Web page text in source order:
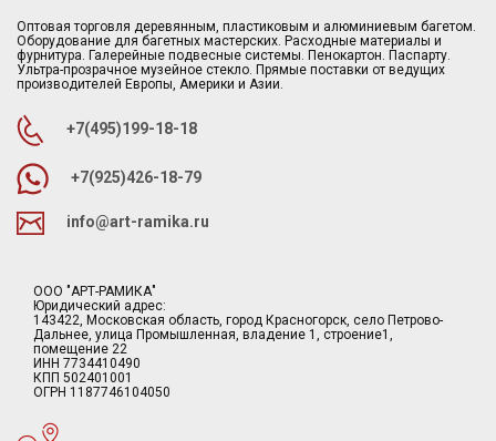
Оптовая торговля деревянным, пластиковым и алюминиевым багетом.
Оборудование для багетных мастерских. Расходные материалы и
фурнитура. Галерейные подвесные системы. Пенокартон. Паспарту.
Ультра-прозрачное музейное стекло. Прямые поставки от ведущих
производителей Европы, Америки и Азии.
+7(495)199-18-18
+7(925)426-18-79
info@art-ramika.ru
ООО "АРТ-РАМИКА"
Юридический адрес:
143422, Московская область, город Красногорск, село Петрово-
Дальнее, улица Промышленная, владение 1, строение1,
помещение 22
ИНН 7734410490
КПП 502401001
ОГРН 1187746104050